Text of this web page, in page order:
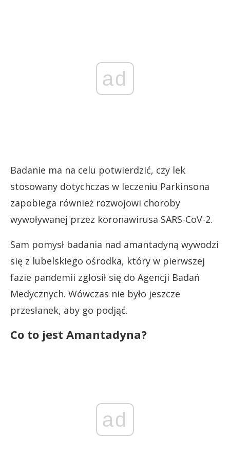
ad
Badanie ma na celu potwierdzić, czy lek
stosowany dotychczas w leczeniu Parkinsona
zapobiega również rozwojowi choroby
wywoływanej przez koronawirusa SARS-CoV-2.
Sam pomysł badania nad amantadyną wywodzi
się z lubelskiego ośrodka, który w pierwszej
fazie pandemii zgłosił się do Agencji Badań
Medycznych. Wówczas nie było jeszcze
przesłanek, aby go podjąć.
Co to jest Amantadyna?
ad